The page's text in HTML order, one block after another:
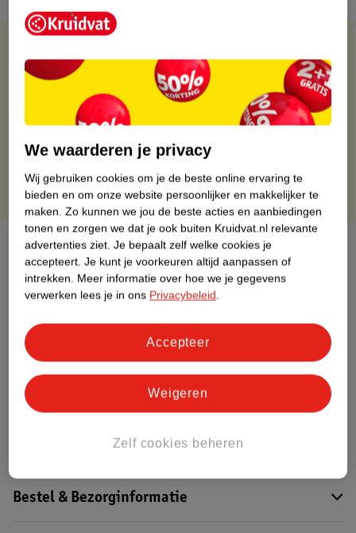
Binnen 1 werkdag verstuurd
Gratis thuisbezorgd
Gratis retourneren via verkooppartner.
Gratis punten met je Kruidvat kaart
Over dit product
Productinformatie
Etiketinformatie
Nature Impact Score
Dit product heeft (nog) geen Nature
Bestel & Bezorginformatie
We waarderen je privacy
Wij gebruiken cookies om je de beste online ervaring te
bieden en om onze website persoonlijker en makkelijker te
maken. Zo kunnen we jou de beste acties en aanbiedingen
tonen en zorgen we dat je ook buiten Kruidvat.nl relevante
advertenties ziet. Je bepaalt zelf welke cookies je
accepteert. Je kunt je voorkeuren altijd aanpassen of
intrekken. Meer informatie over hoe we je gegevens
verwerken lees je in ons Privacybeleid.
Zelf cookies beheren
Weigeren
Accepteer